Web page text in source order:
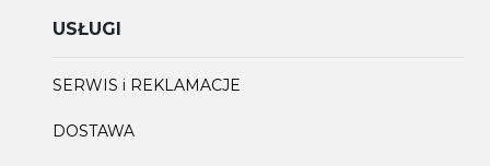
USŁUGI
SERWIS i REKLAMACJE
DOSTAWA